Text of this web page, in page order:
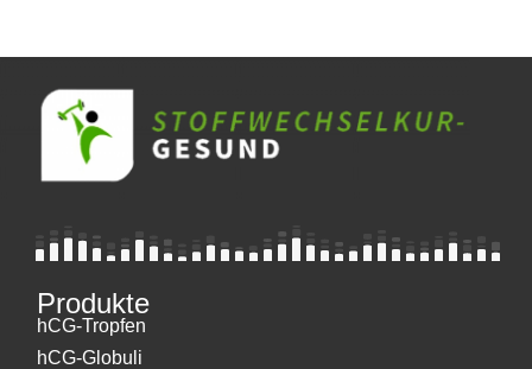
Produkte
hCG-Tropfen
hCG-Globuli